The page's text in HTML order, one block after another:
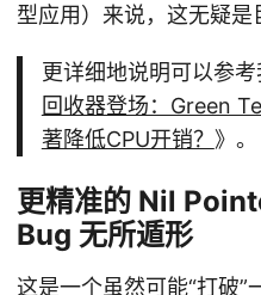
型应用）来说，这无疑是
更详细地说明可以参
回收器登场：Green
著降低CPU开销？ 》。
更精准的 Nil
Bug 无所遁形
这是一个虽然可能“打破”